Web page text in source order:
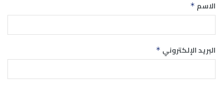
الاسم *
البريد الإلكتروني *